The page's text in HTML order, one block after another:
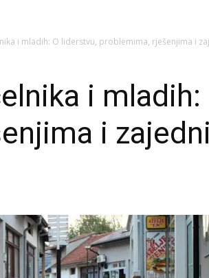
i mladih: O liderstvu, problemima, rješenjima i
i mladih:
i